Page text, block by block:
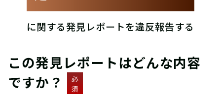
に関する発見レポートを違反報告する
この発見レポートはどんな内容
ですか？
必
須